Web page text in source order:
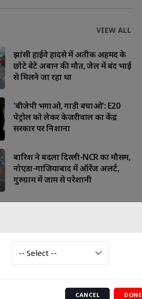
VIEW ALL
झांसी हाईवे हादसे में अतीक अहमद के
छोटे बेटे अबान की मौत, जेल में बंद भाई
से मिलने जा रहा था
'बीजेपी भगाओ, गाड़ी बचाओ': E20
पेट्रोल को लेकर केजरीवाल का केंद्र
सरकार पर निशाना
बारिश ने बदला दिल्ली-NCR का मौसम,
नोएडा-गाजियाबाद में ऑरेंज अलर्ट,
गुरुग्राम में जाम से परेशानी
CANCEL DONE